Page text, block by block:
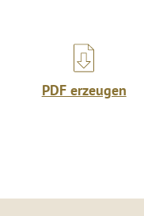
PDF erzeugen